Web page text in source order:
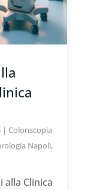
| Colonscopia
Napoli,
alla Clinica